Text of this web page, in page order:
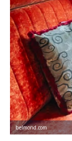
belmond.com